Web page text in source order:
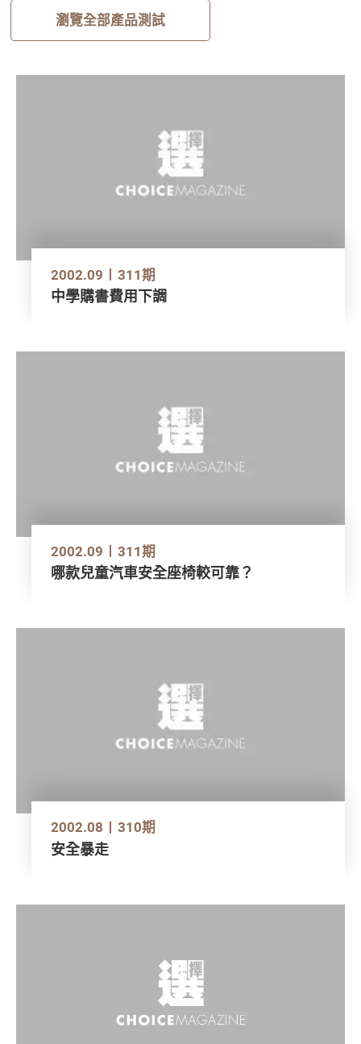
瀏覽全部產品測試
2002.09 311期
中學購書費用下調
2002.09 311期
哪款兒童汽車安全座椅較可靠？
2002.08 310期
安全暴走